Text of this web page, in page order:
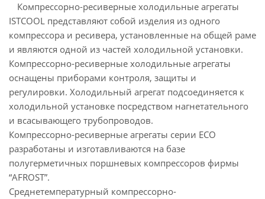
ᅠКомпрессорно-ресиверные холодильные агрегаты
ISTCOOL представляют собой изделия из одного
компрессора и ресивера, установленные на общей раме
и являются одной из частей холодильной установки.
Компрессорно-ресиверные холодильные агрегаты
оснащены приборами контроля, защиты и
регулировки. Холодильный агрегат подсоединяется к
холодильной установке посредством нагнетательного
и всасывающего трубопроводов.
Компрессорно-ресиверные агрегаты серии ECO
разработаны и изготавливаются на базе
полугерметичных поршневых компрессоров фирмы
“AFROST”.
Среднетемпературный компрессорно-